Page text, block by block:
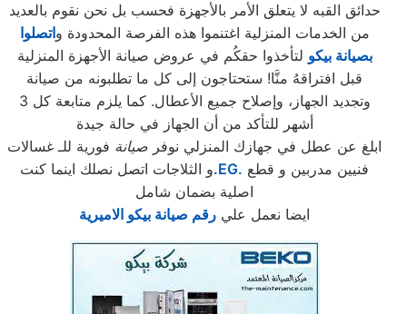
حدائق القبه لا يتعلق الأمر بالأجهزة فحسب بل نحن نقوم بالعديد
من الخدمات المنزلية اغتنموا هذه الفرصة المحدودة واتصلوا
بصيانة بيكو لتأخذوا حقكُم في عروض صيانة الأجهزة المنزلية
قبل افتراقهُ منَّا! ستحتاجون إلى كل ما تطلبونه من صيانة
وتجديد الجهاز، وإصلاح جميع الأعطال. كما يلزم متابعة كل 3
أشهر للتأكد من أن الجهاز في حالة جيدة
ابلغ عن عطل في جهازك المنزلي نوفر صيانة فورية للـ غسالات
و الثلاجات اتصل نصلك اينما كنت.EG.
اصلية بضمان شامل
ايضا نعمل علي رقم صيانة بيكو الاميرية